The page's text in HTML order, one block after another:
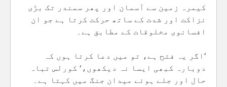
کیمرہ زمین سے آسمان اور پھر سمندر تک بڑی
نزاکت اور شدت کے ساتھ حرکت کرتا ہے جو ان
افسانوی مخلوقات کے مطابق ہے۔
’اگر یہ فتح ہے، تو میں دعا کرتا ہوں کہ
دوبارہ کبھی ایسا نہ دیکھوں،‘ کورلس تباہ
حال اور جلے ہوئے میدان جنگ میں کہتا ہے۔